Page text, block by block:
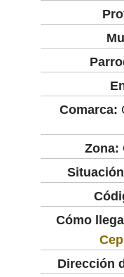
Comarca:
Zona:
Cómo
Dirección